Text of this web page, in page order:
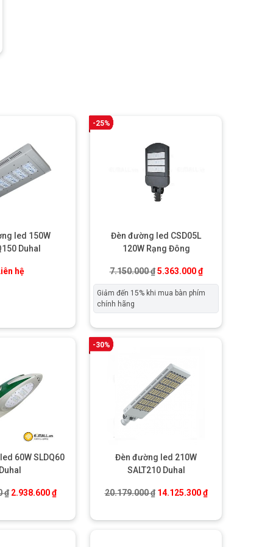
₫.
led 150W
Duhal
hệ
-25%
Đèn đường led CSD05L
120W Rạng Đông
7.150.000₫ Giá gốc là: 7.150.000 ₫.
5.363.000₫Giá hiện tại là:
Giảm đến 15% khi mua bàn phím
chính hãng
₫.
60W SLDQ60
Duhal
₫ Giá gốc là: 4.198.000 ₫.
2.938.600₫Giá hiện tại là: 2.938.600 ₫.
-30%
Đèn đường led 210W
SALT210 Duhal
20.179.000₫ Giá gốc là: 20.179.000 ₫.
14.125.300₫Giá hiện tại là: